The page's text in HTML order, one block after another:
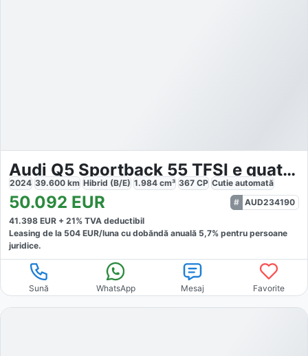
Audi Q5 Sportback 55 TFSI e quattro
2024 39.600 km Hibrid (B/E) 1.984 cm³ 367 CP Cutie automată
50.092 EUR
AUD234190
41.398 EUR + 21% TVA deductibil
Leasing de la 504 EUR/luna cu dobăndă anuală 5,7% pentru persoane
juridice.
Sună WhatsApp Mesaj Favorite